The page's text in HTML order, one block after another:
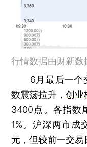
行情数据由财新数
6月最后一个交
数震荡拉升，创业
3400点。各指数
1%。沪深两市成
元，但较前一交易